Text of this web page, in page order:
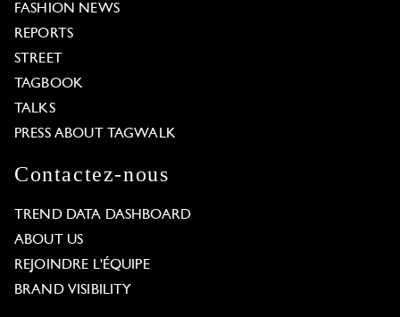
FASHION NEWS
REPORTS
STREET
TAGBOOK
TALKS
PRESS ABOUT TAGWALK
Contactez-nous
TREND DATA DASHBOARD
ABOUT US
REJOINDRE L'ÉQUIPE
BRAND VISIBILITY